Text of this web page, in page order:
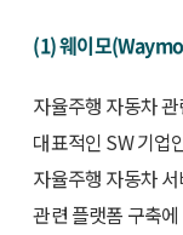
(1) 웨이모
자율주행 자동차
대표적인 SW 기업
자율주행 자동차
관련 플랫폼 구축